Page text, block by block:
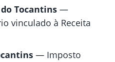
do Tocantins —
vinculado à Receita
— Imposto